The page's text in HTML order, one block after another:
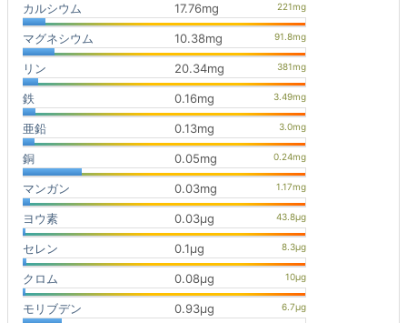
カルシウム 17.76mg
マグネシウム 10.38mg
リン 20.34mg
鉄 0.16mg
亜鉛 0.13mg
銅 0.05mg
マンガン 0.03mg
ヨウ素 0.03μg
セレン 0.1μg
クロム 0.08μg
モリブデン 0.93μg